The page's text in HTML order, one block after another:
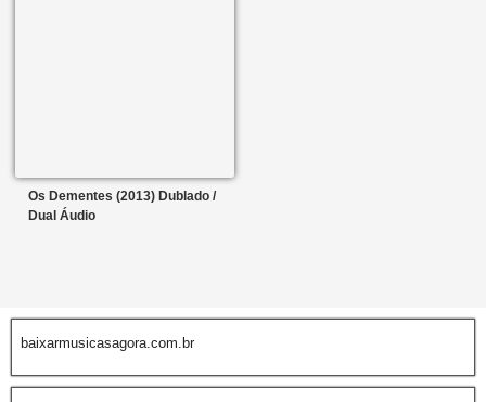
Os Dementes (2013) Dublado /
Dual Áudio
baixarmusicasagora.com.br